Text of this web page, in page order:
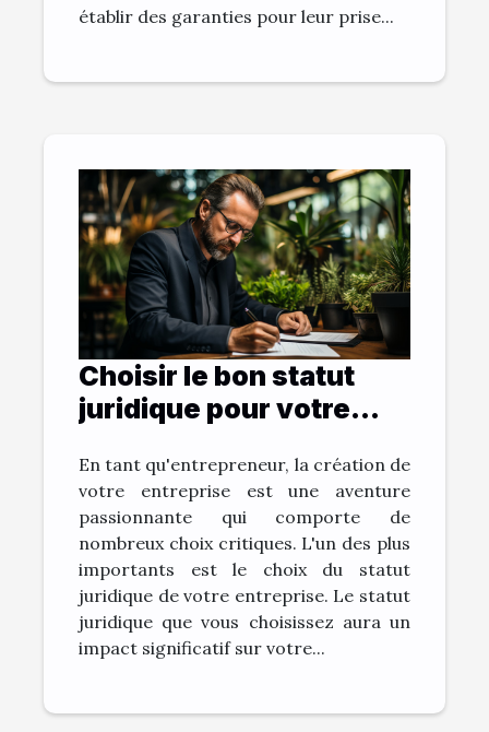
établir des garanties pour leur prise...
Choisir le bon statut
juridique pour votre
En tant qu'entrepreneur, la création de
votre entreprise est une aventure
passionnante qui comporte de
nombreux choix critiques. L'un des plus
importants est le choix du statut
juridique de votre entreprise. Le statut
juridique que vous choisissez aura un
impact significatif sur votre...